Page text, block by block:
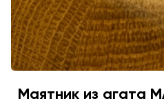
Маятник из агата